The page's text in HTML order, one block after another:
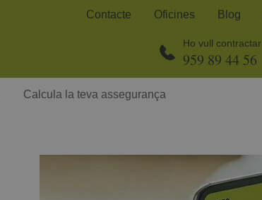
Contacte Oficines Blog
Ho vull contractar
959 89 44 56
Calcula la teva assegurança